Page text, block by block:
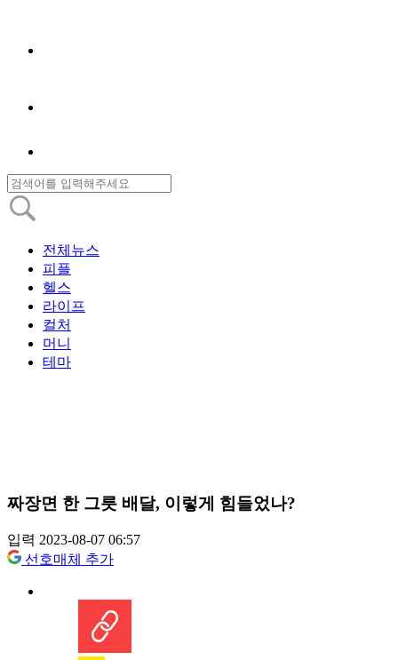
전체뉴스
피플
헬스
라이프
컬처
머니
테마
짜장면 한 그릇 배달, 이렇게 힘들었나?
입력 2023-08-07 06:57
선호매체 추가